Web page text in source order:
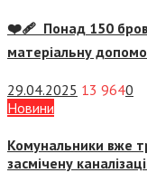
❤️‍🩹 Понад 150
матеріальну
29.04.2025 13 9640
Новини
Комунальники вже
засмічену